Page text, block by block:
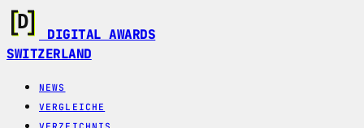
DIGITAL AWARDS
SWITZERLAND
NEWS
VERGLEICHE